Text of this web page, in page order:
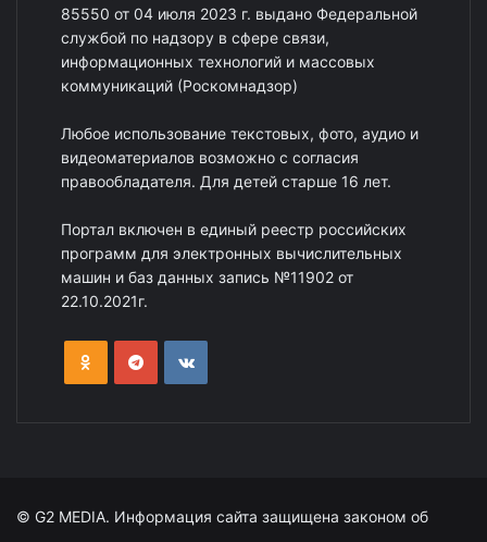
85550 от 04 июля 2023 г. выдано Федеральной
службой по надзору в сфере связи,
информационных технологий и массовых
коммуникаций (Роскомнадзор)
Любое использование текстовых, фото, аудио и
видеоматериалов возможно с согласия
правообладателя. Для детей старше 16 лет.
Портал включен в единый реестр российских
программ для электронных вычислительных
машин и баз данных запись №11902 от
22.10.2021г.
© G2 MEDIA. Информация сайта защищена законом об